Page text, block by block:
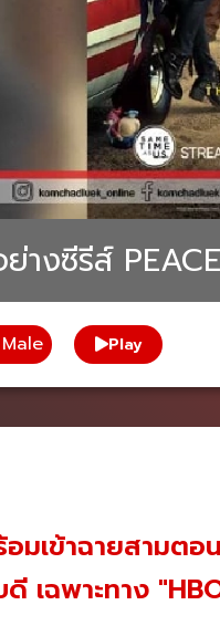
งซีรีส์
Play
มเข้าฉายสามต
เฉพาะทาง